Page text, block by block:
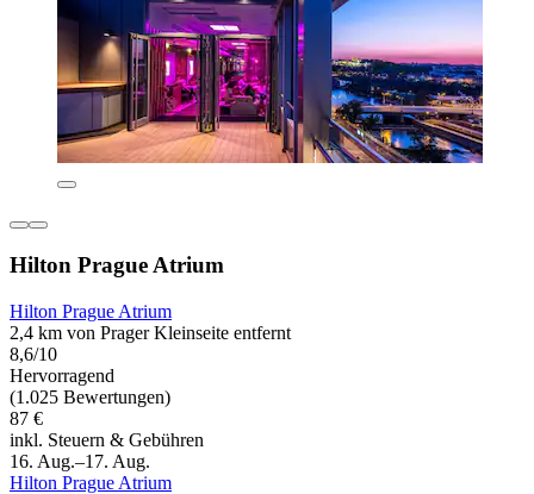
Hilton Prague Atrium
Hilton Prague Atrium
2,4 km von Prager Kleinseite entfernt
8,6/10
Hervorragend
(1.025 Bewertungen)
87 €
inkl. Steuern & Gebühren
16. Aug.–17. Aug.
Hilton Prague Atrium